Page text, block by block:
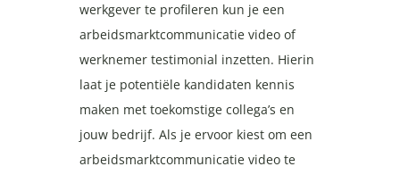
werkgever te profileren kun je een
arbeidsmarktcommunicatie video of
werknemer testimonial inzetten. Hierin
laat je potentiële kandidaten kennis
maken met toekomstige collega’s en
jouw bedrijf. Als je ervoor kiest om een
arbeidsmarktcommunicatie video te